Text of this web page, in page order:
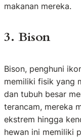
makanan mereka.
3. Bison
Bison, penghuni
memiliki fisik yang
dan tubuh besar
terancam, mereka
ekstrem hingga
hewan ini memiliki